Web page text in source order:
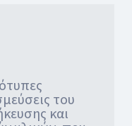
του
και